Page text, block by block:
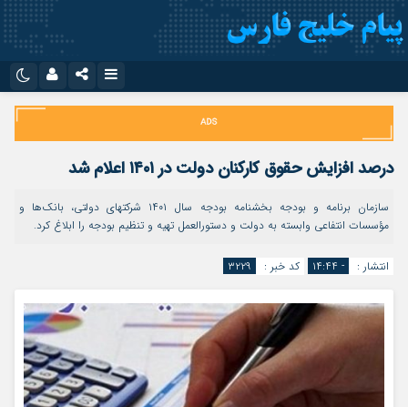
اینستاگرام
تلگرام
سروش
ایتا
آپارات
اپلیکیشن
نام کاربری یا نشانی ایمیل
رمز عبور
درصد افزایش حقوق کارکنان دولت در ۱۴۰۱ اعلام شد
سازمان برنامه و بودجه بخشنامه بودجه سال ۱۴۰۱ شرکتهای دولتی، بانک‌ها و
مؤسسات انتفاعی وابسته به دولت و دستورالعمل تهیه و تنظیم بودجه را ابلاغ کرد.
انتشار : - ۱۴:۴۴ کد خبر : ۳۲۲۹